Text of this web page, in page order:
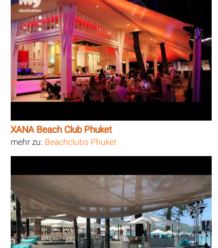
XANA Beach Club Phuket
mehr zu: Beachclubs Phuket